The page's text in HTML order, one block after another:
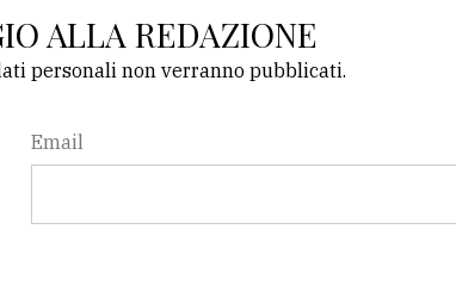
ALLA REDAZIONE
personali non verranno pubblicati.
Email